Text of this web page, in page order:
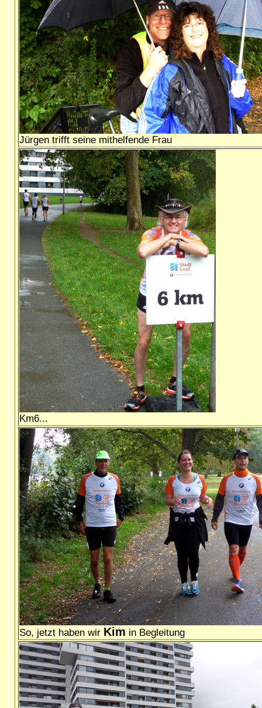
Jürgen trifft seine mithelfende Frau
Km6...
So, jetzt haben wir Kim in Begleitung